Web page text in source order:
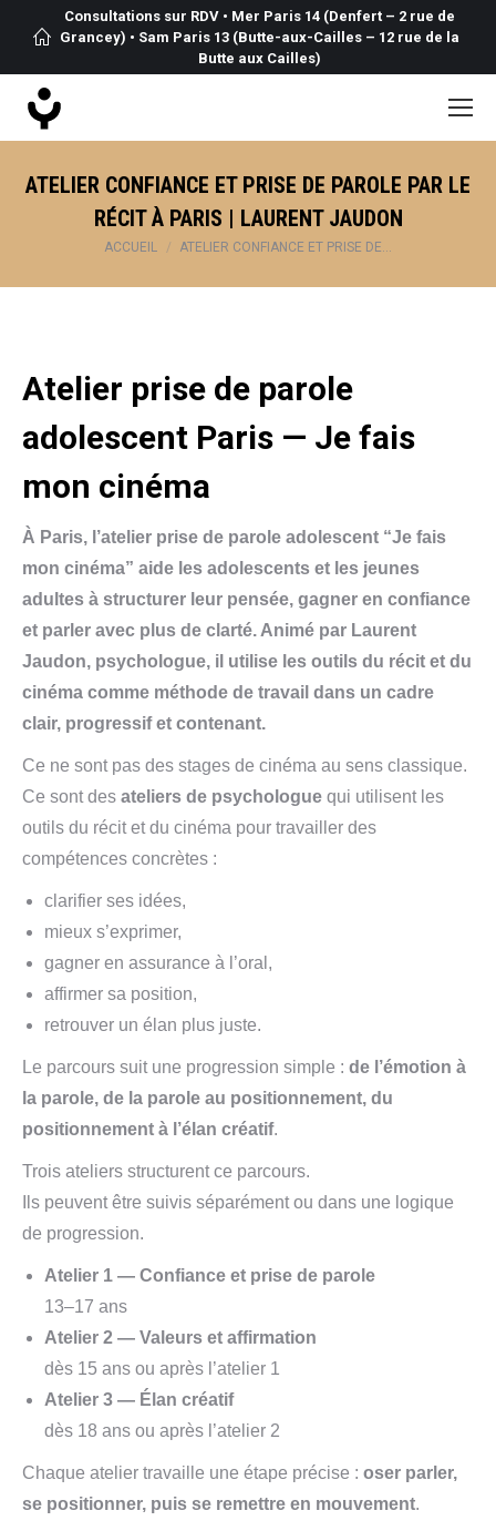
Consultations sur RDV • Mer Paris 14 (Denfert – 2 rue de
Grancey) • Sam Paris 13 (Butte-aux-Cailles – 12 rue de la
Butte aux Cailles)
ATELIER CONFIANCE ET PRISE DE PAROLE PAR LE
RÉCIT À PARIS | LAURENT JAUDON
Vous êtes ici :
ACCUEIL ATELIER CONFIANCE ET PRISE DE…
Atelier prise de parole
adolescent Paris — Je fais
mon cinéma
À Paris, l’atelier prise de parole adolescent “Je fais
mon cinéma” aide les adolescents et les jeunes
adultes à structurer leur pensée, gagner en confiance
et parler avec plus de clarté. Animé par Laurent
Jaudon, psychologue, il utilise les outils du récit et du
cinéma comme méthode de travail dans un cadre
clair, progressif et contenant.
Ce ne sont pas des stages de cinéma au sens classique.
Ce sont des ateliers de psychologue qui utilisent les
outils du récit et du cinéma pour travailler des
compétences concrètes :
clarifier ses idées,
mieux s’exprimer,
gagner en assurance à l’oral,
affirmer sa position,
retrouver un élan plus juste.
Le parcours suit une progression simple : de l’émotion à
la parole, de la parole au positionnement, du
positionnement à l’élan créatif.
Trois ateliers structurent ce parcours.
Ils peuvent être suivis séparément ou dans une logique
de progression.
Atelier 1 — Confiance et prise de parole
13–17 ans
Atelier 2 — Valeurs et affirmation
dès 15 ans ou après l’atelier 1
Atelier 3 — Élan créatif
dès 18 ans ou après l’atelier 2
Chaque atelier travaille une étape précise : oser parler,
se positionner, puis se remettre en mouvement.